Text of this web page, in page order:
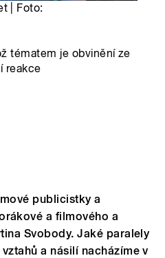
| Foto:
tématem je obvinění ze
reakce
publicistky a
a filmového a
Svobody. Jaké paralely
a násilí nacházíme v